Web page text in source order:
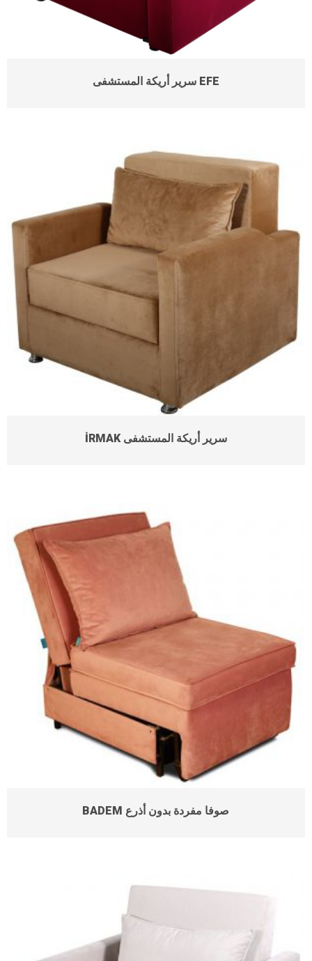
سرير أريكة المستشفى EFE
İRMAK سرير أريكة المستشفى
BADEM صوفا مفردة بدون أذرع